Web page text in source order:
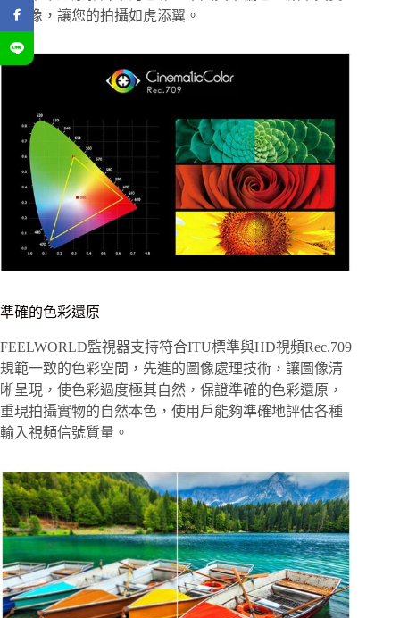
的影像，讓您的拍攝如虎添翼。
準確的色彩還原
FEELWORLD監視器支持符合ITU標準與HD視頻Rec.709
規範一致的色彩空間，先進的圖像處理技術，讓圖像清
晰呈現，使色彩過度極其自然，保證準確的色彩還原，
重現拍攝實物的自然本色，使用戶能夠準確地評估各種
輸入視頻信號質量。